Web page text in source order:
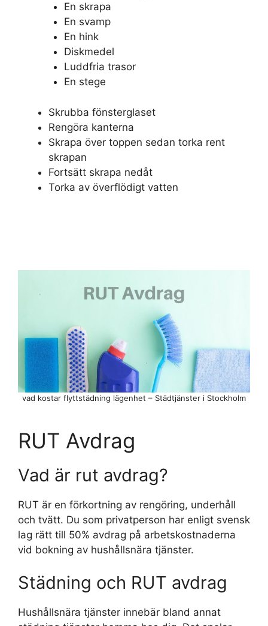
En skrapa
En svamp
En hink
Diskmedel
Luddfria trasor
En stege
Skrubba fönsterglaset
Rengöra kanterna
Skrapa över toppen sedan torka rent
skrapan
Fortsätt skrapa nedåt
Torka av överflödigt vatten
RUT Avdrag
Vad är rut avdrag?
RUT är en förkortning av rengöring, underhåll
och tvätt. Du som privatperson har enligt svensk
lag rätt till 50% avdrag på arbetskostnaderna
vid bokning av hushållsnära tjänster.
Städning och RUT avdrag
Hushållsnära tjänster innebär bland annat
vad kostar flyttstädning lägenhet – Städtjänster i Stockholm